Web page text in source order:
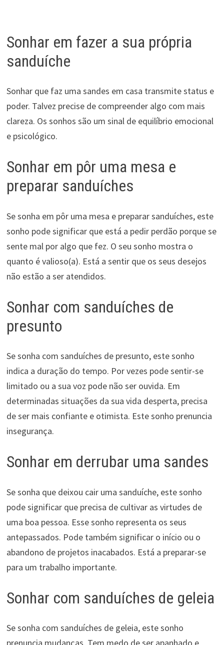
Sonhar em fazer a sua própria
sanduíche
Sonhar que faz uma sandes em casa transmite status e
poder. Talvez precise de compreender algo com mais
clareza. Os sonhos são um sinal de equilíbrio emocional
e psicológico.
Sonhar em pôr uma mesa e
preparar sanduíches
Se sonha em pôr uma mesa e preparar sanduíches, este
sonho pode significar que está a pedir perdão porque se
sente mal por algo que fez. O seu sonho mostra o
quanto é valioso(a). Está a sentir que os seus desejos
não estão a ser atendidos.
Sonhar com sanduíches de
presunto
Se sonha com sanduíches de presunto, este sonho
indica a duração do tempo. Por vezes pode sentir-se
limitado ou a sua voz pode não ser ouvida. Em
determinadas situações da sua vida desperta, precisa
de ser mais confiante e otimista. Este sonho prenuncia
insegurança.
Sonhar em derrubar uma sandes
Se sonha que deixou cair uma sanduíche, este sonho
pode significar que precisa de cultivar as virtudes de
uma boa pessoa. Esse sonho representa os seus
antepassados. Pode também significar o início ou o
abandono de projetos inacabados. Está a preparar-se
para um trabalho importante.
Sonhar com sanduíches de geleia
Se sonha com sanduíches de geleia, este sonho